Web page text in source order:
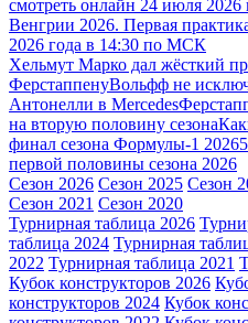
смотреть онлайн 24 июля
Венгрии 2026. Первая
2026 года в 14:30 по МСК
Хельмут Марко дал жёсткий
ФерстаппенуВольфф не
Антонелли в Mercedes
на вторую половину сезона
финал сезона Формулы-1 2026
первой половины сезона 2026
Сезон 2026 Сезон 2025 Сезон
Сезон 2021 Сезон 2020
Турнирная таблица 2026
таблица 2024 Турнирная
2022 Турнирная таблица 2021
Кубок конструкторов 2026
конструкторов 2024 Кубок